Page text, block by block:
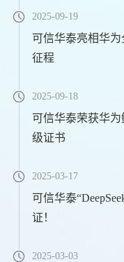
2025-09-19
可信华泰亮相华
征程
2025-09-18
可信华泰荣获华
级证书
2025-03-17
可信华泰
证！
2025-03-03